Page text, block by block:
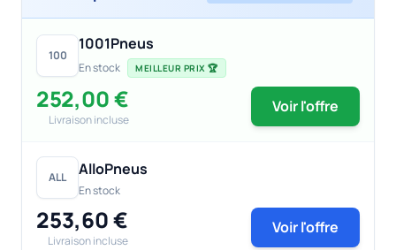
100
1001Pneus
En stock MEILLEUR PRIX 🏆
252,00 €
Livraison incluse
Voir l'offre
ALL AlloPneus
En stock
253,60 €
Livraison incluse
Voir l'offre